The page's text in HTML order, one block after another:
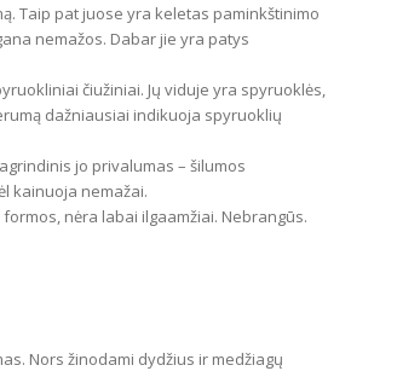
Taip pat juose yra keletas paminkštinimo
nemažos. Dabar jie yra patys
čiužiniai. Jų viduje yra spyruoklės,
dažniausiai indikuoja spyruoklių
jo privalumas – šilumos
kainuoja nemažai.
nėra labai ilgaamžiai. Nebrangūs.
Nors žinodami dydžius ir medžiagų